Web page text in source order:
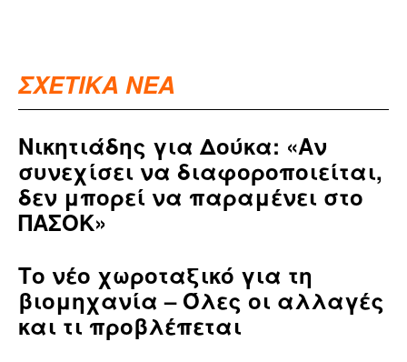
ΣΧΕΤΙΚΑ ΝΕΑ
Νικητιάδης για Δούκα: «Αν
συνεχίσει να διαφοροποιείται,
δεν μπορεί να παραμένει στο
ΠΑΣΟΚ»
Το νέο χωροταξικό για τη
βιομηχανία – Όλες οι αλλαγές
και τι προβλέπεται